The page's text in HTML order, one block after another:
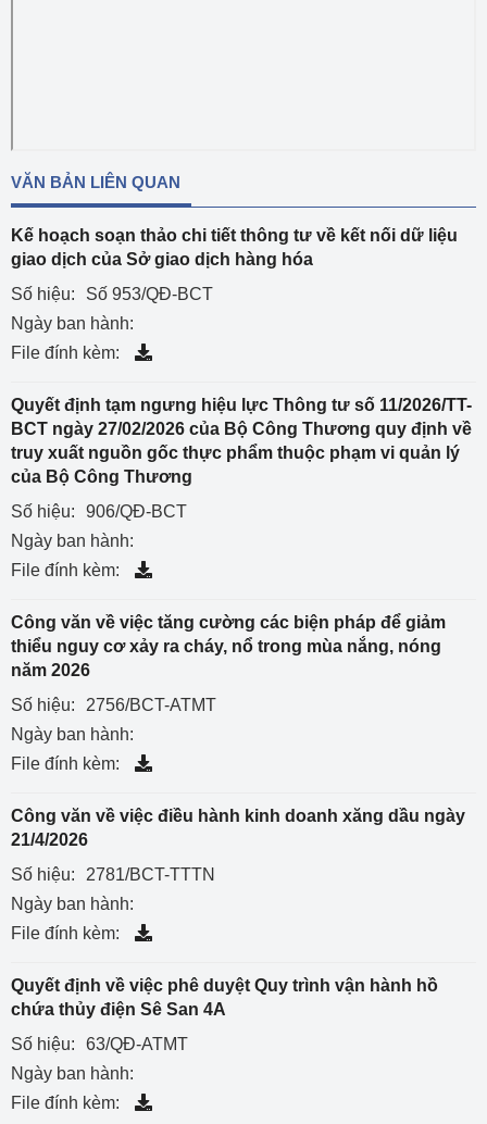
VĂN BẢN LIÊN QUAN
Kế hoạch soạn thảo chi tiết thông tư về kết nối dữ liệu
giao dịch của Sở giao dịch hàng hóa
Số hiệu:
Số 953/QĐ-BCT
Ngày ban hành:
File đính kèm:
Quyết định tạm ngưng hiệu lực Thông tư số 11/2026/TT-
BCT ngày 27/02/2026 của Bộ Công Thương quy định về
truy xuất nguồn gốc thực phẩm thuộc phạm vi quản lý
của Bộ Công Thương
Số hiệu:
906/QĐ-BCT
Ngày ban hành:
File đính kèm:
Công văn về việc tăng cường các biện pháp để giảm
thiểu nguy cơ xảy ra cháy, nổ trong mùa nắng, nóng
năm 2026
Số hiệu:
2756/BCT-ATMT
Ngày ban hành:
File đính kèm:
Công văn về việc điều hành kinh doanh xăng dầu ngày
21/4/2026
Số hiệu:
2781/BCT-TTTN
Ngày ban hành:
File đính kèm:
Quyết định về việc phê duyệt Quy trình vận hành hồ
chứa thủy điện Sê San 4A
Số hiệu:
63/QĐ-ATMT
Ngày ban hành:
File đính kèm: